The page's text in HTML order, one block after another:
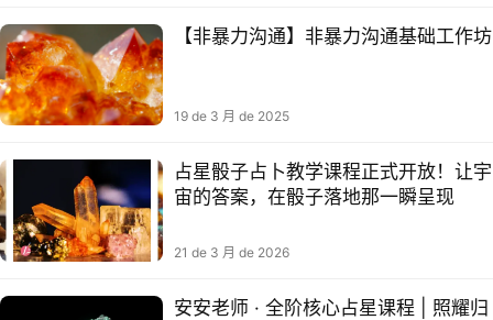
【非暴力沟通】非暴力沟通基础工作坊
19 de 3 月 de 2025
占星骰子占卜教学课程正式开放！让宇
宙的答案，在骰子落地那一瞬呈现
21 de 3 月 de 2026
安安老师 · 全阶核心占星课程 | 照耀归